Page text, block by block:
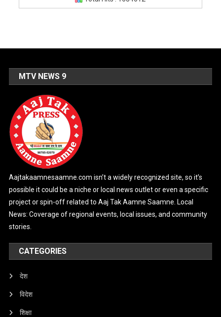
MTV NEWS 9
Aajtakaamnesaamne.com isn’t a widely recognized site, so it’s
possible it could be a niche or local news outlet or even a specific
project or spin-off related to Aaj Tak Aamne Saamne. Local
News: Coverage of regional events, local issues, and community
stories.
CATEGORIES
देश
विदेश
शिक्षा